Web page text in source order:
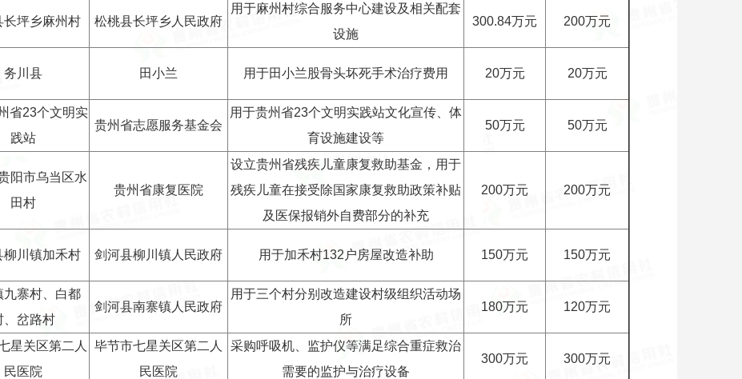
长坪乡麻州村 松桃县长坪乡人民政府
用于麻州村综合服务中心建设及相关配套
设施
300.84万元 200万元
务川县 田小兰 用于田小兰股骨头坏死手术治疗费用 20万元 20万元
省23个文明实
践站
贵州省志愿服务基金会
用于贵州省23个文明实践站文化宣传、体
育设施建设等
50万元 50万元
阳市乌当区水
田村
贵州省康复医院
设立贵州省残疾儿童康复救助基金，用于
残疾儿童在接受除国家康复救助政策补贴
及医保报销外自费部分的补充
200万元 200万元
柳川镇加禾村 剑河县柳川镇人民政府 用于加禾村132户房屋改造补助 150万元 150万元
九寨村、白都
、岔路村
剑河县南寨镇人民政府
用于三个村分别改造建设村级组织活动场
所
180万元 120万元
星关区第二人
民医院
毕节市七星关区第二人
民医院
采购呼吸机、监护仪等满足综合重症救治
需要的监护与治疗设备
300万元 300万元